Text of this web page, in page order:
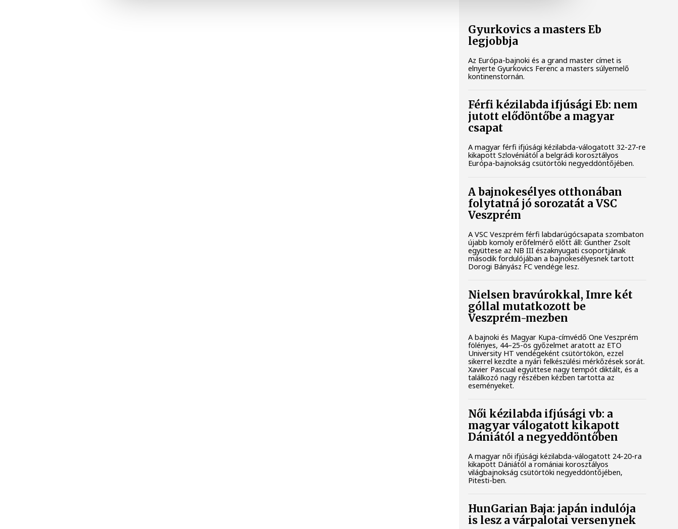
Gyurkovics a masters Eb
legjobbja
Az Európa-bajnoki és a grand master címet is
elnyerte Gyurkovics Ferenc a masters súlyemelő
kontinenstornán.
Férfi kézilabda ifjúsági Eb: nem
jutott elődöntőbe a magyar
csapat
A magyar férfi ifjúsági kézilabda-válogatott 32-27-re
kikapott Szlovéniától a belgrádi korosztályos
Európa-bajnokság csütörtöki negyeddöntőjében.
A bajnokesélyes otthonában
folytatná jó sorozatát a VSC
Veszprém
A VSC Veszprém férfi labdarúgócsapata szombaton
újabb komoly erőfelmérő előtt áll: Gunther Zsolt
együttese az NB III északnyugati csoportjának
második fordulójában a bajnokesélyesnek tartott
Dorogi Bányász FC vendége lesz.
Nielsen bravúrokkal, Imre két
góllal mutatkozott be
Veszprém-mezben
A bajnoki és Magyar Kupa-címvédő One Veszprém
fölényes, 44–25-ös győzelmet aratott az ETO
University HT vendégeként csütörtökön, ezzel
sikerrel kezdte a nyári felkészülési mérkőzések sorát.
Xavier Pascual együttese nagy tempót diktált, és a
találkozó nagy részében kézben tartotta az
eseményeket.
Női kézilabda ifjúsági vb: a
magyar válogatott kikapott
Dániától a negyeddöntőben
A magyar női ifjúsági kézilabda-válogatott 24-20-ra
kikapott Dániától a romániai korosztályos
világbajnokság csütörtöki negyeddöntőjében,
Pitesti-ben.
HunGarian Baja: japán indulója
is lesz a várpalotai versenynek